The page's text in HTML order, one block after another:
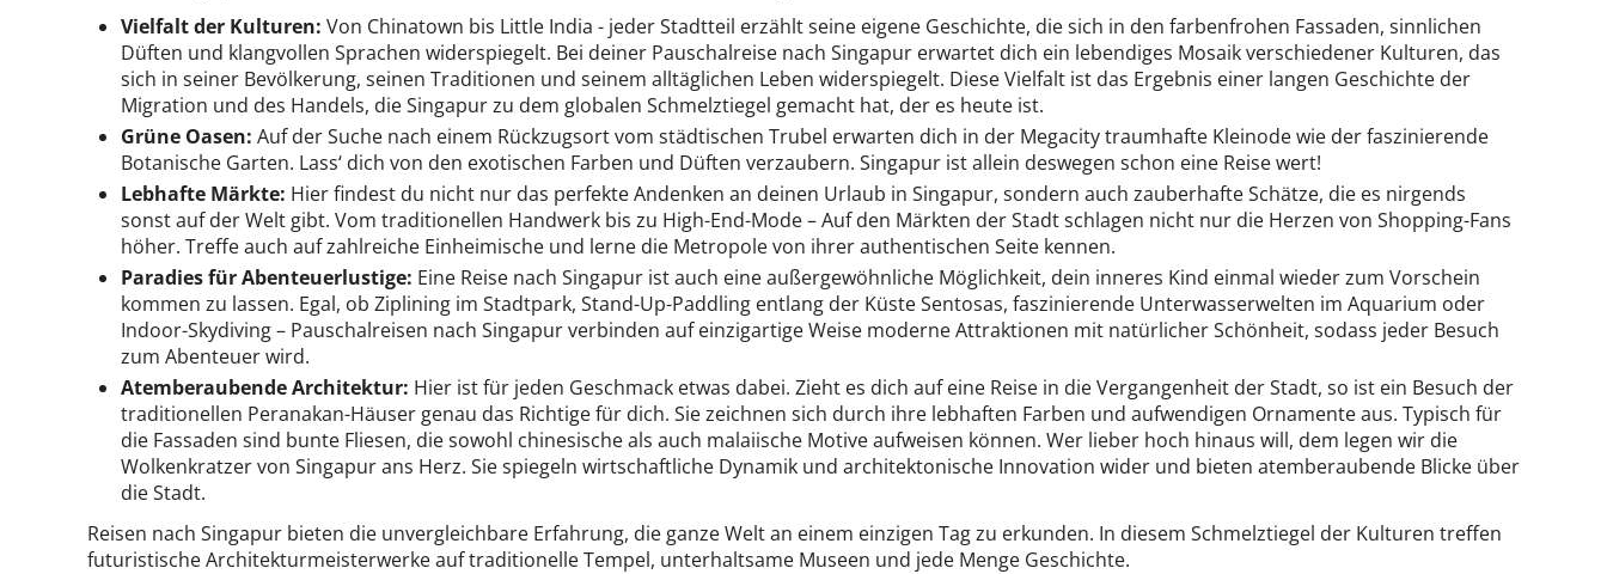
Vielfalt der Kulturen: Von Chinatown bis Little India - jeder Stadtteil erzählt seine eigene Geschichte, die sich in den farbenfrohen Fassaden, sinnlichen
Düften und klangvollen Sprachen widerspiegelt. Bei deiner Pauschalreise nach Singapur erwartet dich ein lebendiges Mosaik verschiedener Kulturen, das
sich in seiner Bevölkerung, seinen Traditionen und seinem alltäglichen Leben widerspiegelt. Diese Vielfalt ist das Ergebnis einer langen Geschichte der
Migration und des Handels, die Singapur zu dem globalen Schmelztiegel gemacht hat, der es heute ist.
Grüne Oasen: Auf der Suche nach einem Rückzugsort vom städtischen Trubel erwarten dich in der Megacity traumhafte Kleinode wie der faszinierende
Botanische Garten. Lass‘ dich von den exotischen Farben und Düften verzaubern. Singapur ist allein deswegen schon eine Reise wert!
Lebhafte Märkte: Hier findest du nicht nur das perfekte Andenken an deinen Urlaub in Singapur, sondern auch zauberhafte Schätze, die es nirgends
sonst auf der Welt gibt. Vom traditionellen Handwerk bis zu High-End-Mode – Auf den Märkten der Stadt schlagen nicht nur die Herzen von Shopping-Fans
höher. Treffe auch auf zahlreiche Einheimische und lerne die Metropole von ihrer authentischen Seite kennen.
Paradies für Abenteuerlustige: Eine Reise nach Singapur ist auch eine außergewöhnliche Möglichkeit, dein inneres Kind einmal wieder zum Vorschein
kommen zu lassen. Egal, ob Ziplining im Stadtpark, Stand-Up-Paddling entlang der Küste Sentosas, faszinierende Unterwasserwelten im Aquarium oder
Indoor-Skydiving – Pauschalreisen nach Singapur verbinden auf einzigartige Weise moderne Attraktionen mit natürlicher Schönheit, sodass jeder Besuch
zum Abenteuer wird.
Atemberaubende Architektur: Hier ist für jeden Geschmack etwas dabei. Zieht es dich auf eine Reise in die Vergangenheit der Stadt, so ist ein Besuch der
traditionellen Peranakan-Häuser genau das Richtige für dich. Sie zeichnen sich durch ihre lebhaften Farben und aufwendigen Ornamente aus. Typisch für
die Fassaden sind bunte Fliesen, die sowohl chinesische als auch malaiische Motive aufweisen können. Wer lieber hoch hinaus will, dem legen wir die
Wolkenkratzer von Singapur ans Herz. Sie spiegeln wirtschaftliche Dynamik und architektonische Innovation wider und bieten atemberaubende Blicke über
die Stadt.
Reisen nach Singapur bieten die unvergleichbare Erfahrung, die ganze Welt an einem einzigen Tag zu erkunden. In diesem Schmelztiegel der Kulturen treffen
futuristische Architekturmeisterwerke auf traditionelle Tempel, unterhaltsame Museen und jede Menge Geschichte.